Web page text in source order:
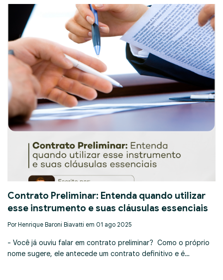
Contrato Preliminar: Entenda quando utilizar
esse instrumento e suas cláusulas essenciais
Por Henrique Baroni Biavatti em 01 ago 2025
- Você já ouviu falar em contrato preliminar? Como o próprio
nome sugere, ele antecede um contrato definitivo e é…